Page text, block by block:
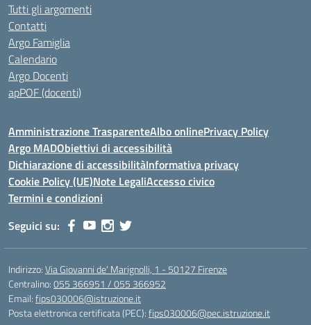
Tutti gli argomenti
Contatti
Argo Famiglia
Calendario
Argo Docenti
apPOF (docenti)
Amministrazione TrasparenteAlbo onlinePrivacy Policy
Argo MADObiettivi di accessibilità
Dichiarazione di accessibilitàInformativa privacy
Cookie Policy (UE)Note LegaliAccesso civico
Termini e condizioni
Seguici su:
Indirizzo:Via Giovanni de' Marignolli, 1 - 50127 Firenze
Centralino:055 366951 / 055 366952
Email:fips030006@istruzione.it
Posta elettronica certificata (PEC):fips030006@pec.istruzione.it